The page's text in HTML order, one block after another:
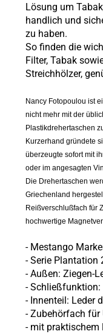
Lösung um
handlich und
zu haben.
So finden die
Filter, Tabak
Streichhölzer,
Nancy Fotopoulou ist
nicht mehr mit der
Plastikdrehertaschen
Kurzerhand gründete
überzeugte sofort mit
oder im angesagten
Die Drehertaschen
Griechenland
Reißverschlußfach für
hochwertige
- Mestango
- Serie Plantation
- Außen: Ziegen-
- Schließfunktion:
-Innenteil: Leder
- Zubehörfach für
- mit praktischem